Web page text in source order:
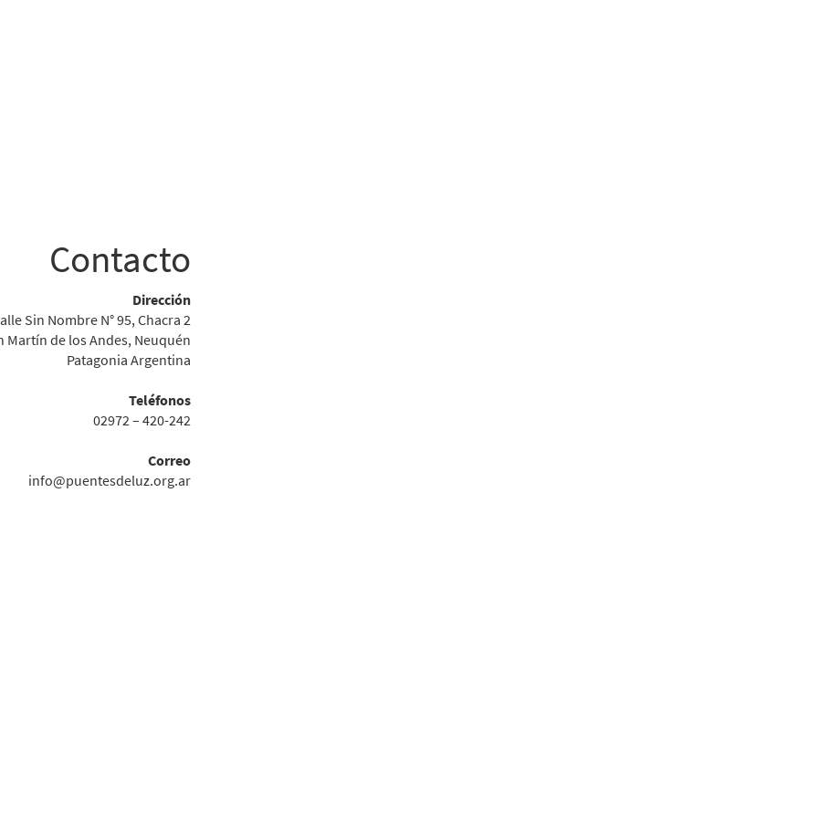
Contacto
Dirección
Sin Nombre N° 95, Chacra 2
Martín de los Andes, Neuquén
Patagonia Argentina
Teléfonos
02972 – 420-242
Correo
info@puentesdeluz.org.ar